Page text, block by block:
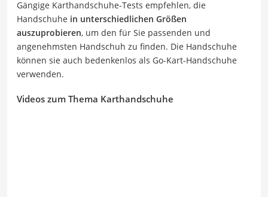
Gängige Karthandschuhe-Tests empfehlen, die
Handschuhe in unterschiedlichen Größen
auszuprobieren, um den für Sie passenden und
angenehmsten Handschuh zu finden. Die Handschuhe
können sie auch bedenkenlos als Go-Kart-Handschuhe
verwenden.
Videos zum Thema Karthandschuhe